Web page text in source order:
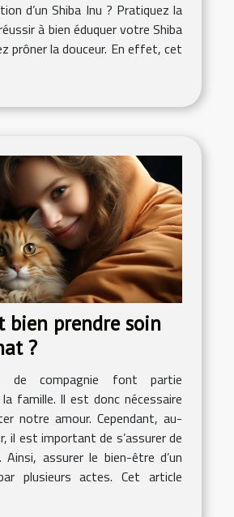
d’un Shiba Inu ? Pratiquez la
à bien éduquer votre Shiba
prôner la douceur. En effet, cet
bien prendre soin
?
de compagnie font partie
famille. Il est donc nécessaire
notre amour. Cependant, au-
il est important de s’assurer de
Ainsi, assurer le bien-être d’un
plusieurs actes. Cet article